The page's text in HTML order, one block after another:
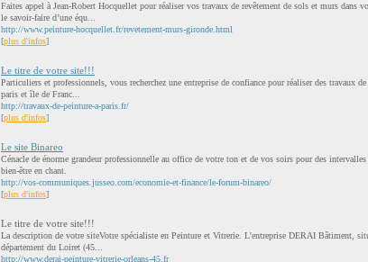
Faites appel à Jean-Robert Hocquellet pour réaliser vos travaux de revêtement de sols et murs dans
le savoir-faire d’une équ...
http://www.peinture-hocquellet.fr/revetement-murs-gironde.html
[plus d'infos]
Le titre de votre site!!!
Particuliers et professionnels, vous recherchez une entreprise de confiance pour réaliser des travaux
paris et île de Franc...
http://travaux-de-peinture-a-paris.fr/
[plus d'infos]
Le site Binareo
Cénacle de énorme grandeur professionnelle au office de votre ton et de vos soirs pour des
bien-être en chant.
http://vos-communiques.jusseo.com/economie-et-finance/le-forum-binareo/
[plus d'infos]
Le titre de votre site!!!
La description de votre siteVotre spécialiste en Peinture et Vitrerie. L'entreprise DERAI Bâtiment,
département du Loiret (45...
http://www.derai-peinture-vitrerie-orleans-45.fr